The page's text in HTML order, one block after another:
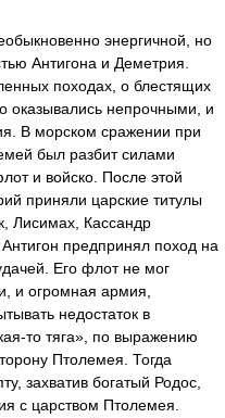
энергичной, но
Антигона и Деметрия.
походах, о блестящих
оказывались непрочными, и
В морском сражении при
был разбит силами
и войско. После этой
приняли царские титулы
Лисимах, Кассандр
предпринял поход на
Его флот не мог
и огромная армия,
недостаток в
то тяга», по выражению
Птолемея. Тогда
захватив богатый Родос,
с царством Птолемея.